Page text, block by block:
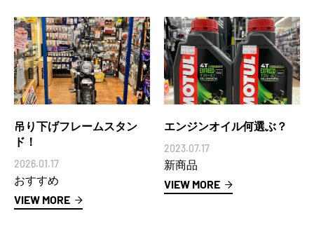
吊り下げフレームスタン
ド！
2026.01.17
おすすめ
VIEW MORE
エンジンオイル何選ぶ？
2023.07.17
新商品
VIEW MORE